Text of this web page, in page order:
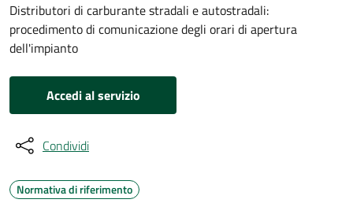
Distributori di carburante stradali e autostradali:
procedimento di comunicazione degli orari di apertura
dell'impianto
Accedi al servizio
Condividi
Normativa di riferimento